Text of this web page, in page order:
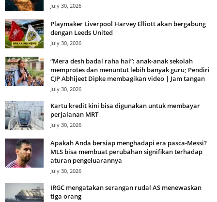
July 30, 2026
Playmaker Liverpool Harvey Elliott akan bergabung
dengan Leeds United
July 30, 2026
“Mera desh badal raha hai”: anak-anak sekolah
memprotes dan menuntut lebih banyak guru; Pendiri
CJP Abhijeet Dipke membagikan video | Jam tangan
July 30, 2026
Kartu kredit kini bisa digunakan untuk membayar
perjalanan MRT
July 30, 2026
Apakah Anda bersiap menghadapi era pasca-Messi?
MLS bisa membuat perubahan signifikan terhadap
aturan pengeluarannya
July 30, 2026
IRGC mengatakan serangan rudal AS menewaskan
tiga orang